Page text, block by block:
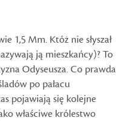
1,5 Mm. Któż nie słyszał
ją mieszkańcy)? To
Odyseusza. Co prawda
po pałacu
pojawiają się kolejne
właściwe królestwo